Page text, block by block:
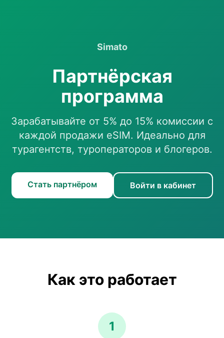
Simato
Партнёрская
программа
Зарабатывайте от 5% до 15% комиссии с
каждой продажи eSIM. Идеально для
турагентств, туроператоров и блогеров.
Стать партнёром Войти в кабинет
Как это работает
1